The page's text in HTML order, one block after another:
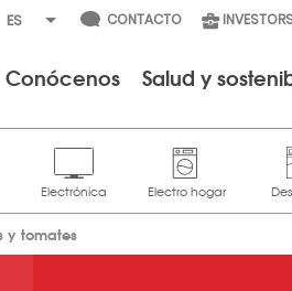
CONTACTO
Conócenos Salud y
y tomates